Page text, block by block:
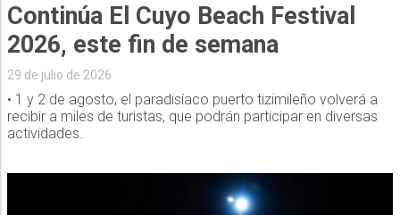
Continúa El Cuyo Beach Festival
2026, este fin de semana
29 de julio de 2026
• 1 y 2 de agosto, el paradisíaco puerto tizimileño volverá a
recibir a miles de turistas, que podrán participar en diversas
actividades.